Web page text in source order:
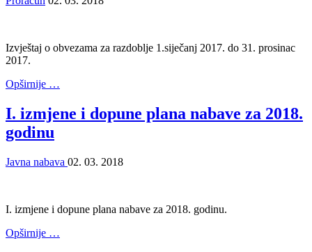
Izvještaj o obvezama za razdoblje 1.siječanj 2017. do 31. prosinac
2017.
Opširnije …
I. izmjene i dopune plana nabave za 2018.
godinu
Javna nabava 02. 03. 2018
I. izmjene i dopune plana nabave za 2018. godinu.
Opširnije …